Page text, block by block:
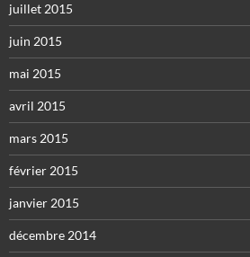
juillet 2015
juin 2015
mai 2015
avril 2015
mars 2015
février 2015
janvier 2015
décembre 2014